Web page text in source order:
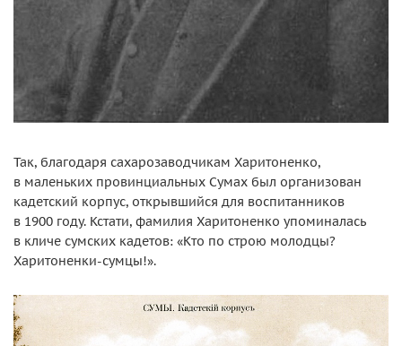
Так, благодаря сахарозаводчикам Харитоненко,
в маленьких провинциальных Сумах был организован
кадетский корпус, открывшийся для воспитанников
в 1900 году. Кстати, фамилия Харитоненко упоминалась
в кличе сумских кадетов: «Кто по строю молодцы?
Харитоненки-сумцы!».